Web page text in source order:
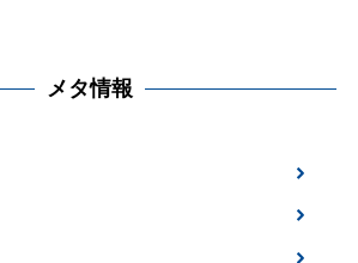
メタ情報